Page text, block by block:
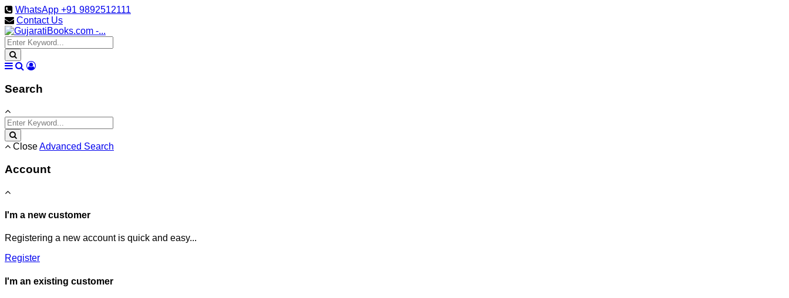
WhatsApp +91 9892512111
Contact Us
Search
CloseAdvanced Search
Account
I'm a new customer
Registering a new account is quick and easy...
Register
I'm an existing customer